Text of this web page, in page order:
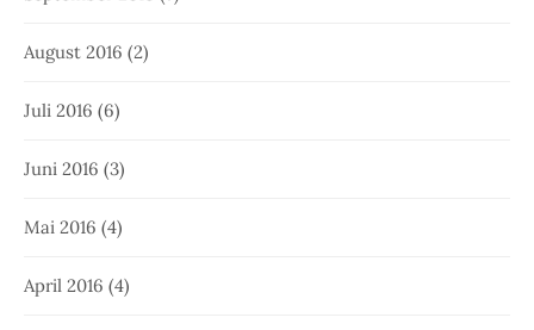
August 2016 (2)
Juli 2016 (6)
Juni 2016 (3)
Mai 2016 (4)
April 2016 (4)